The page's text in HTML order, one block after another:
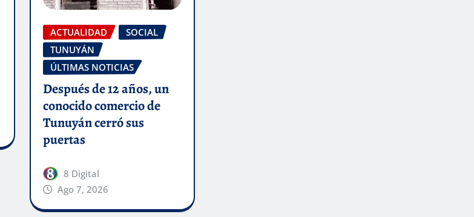
ACTUALIDAD
SOCIAL
TUNUYÁN
ÚLTIMAS NOTICIAS
Después de 12 años, un
conocido comercio de
Tunuyán cerró sus
puertas
8 Digital
Ago 7, 2026